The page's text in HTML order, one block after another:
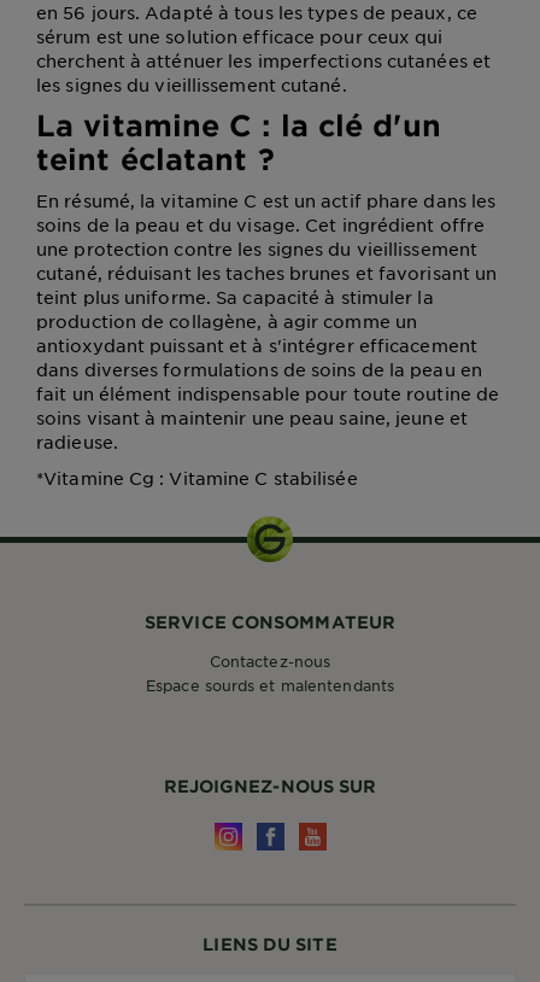
en 56 jours. Adapté à tous les types de peaux, ce
sérum est une solution efficace pour ceux qui
cherchent à atténuer les imperfections cutanées et
les signes du vieillissement cutané.
La vitamine C : la clé d'un
teint éclatant ?
En résumé, la vitamine C est un actif phare dans les
soins de la peau et du visage. Cet ingrédient offre
une protection contre les signes du vieillissement
cutané, réduisant les taches brunes et favorisant un
teint plus uniforme. Sa capacité à stimuler la
production de collagène, à agir comme un
antioxydant puissant et à s'intégrer efficacement
dans diverses formulations de soins de la peau en
fait un élément indispensable pour toute routine de
soins visant à maintenir une peau saine, jeune et
radieuse.
*Vitamine Cg : Vitamine C stabilisée
LIENS DU SITE
REJOIGNEZ-NOUS SUR
SERVICE CONSOMMATEUR
Contactez-nous
Espace sourds et malentendants